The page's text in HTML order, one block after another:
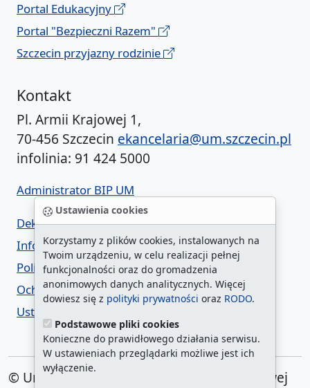
Ustawienia cookies
Korzystamy z plików cookies, instalowanych na
Twoim urządzeniu, w celu realizacji pełnej
funkcjonalności oraz do gromadzenia
anonimowych danych analitycznych. Więcej
dowiesz się z polityki prywatności oraz RODO.
Podstawowe pliki cookies
Konieczne do prawidłowego działania serwisu.
W ustawieniach przeglądarki możliwe jest ich
wyłączenie.
Portal Edukacyjny
Portal "Bezpieczni Razem"
Szczecin przyjazny rodzinie
Kontakt
Pl. Armii Krajowej 1,
70-456 Szczecin ekancelaria@um.szczecin.pl
infolinia: 91 424 5000
Administrator BIP UM
Deklaracja dostępności
Informacja o urzędzie w ETR
Polityka prywatności
Ochrona danych osobowych
Ustawienia cookies
© Urząd Miasta Szczecin. Plac Armii Krajowej